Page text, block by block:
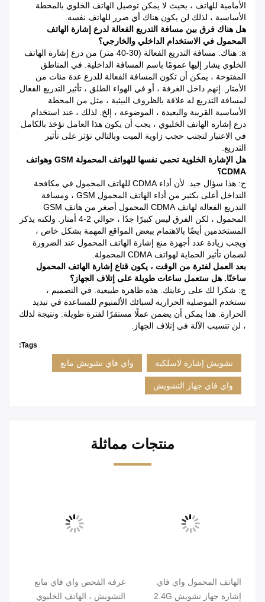
الأمامية للهاتف ، بحيث لا يمكن توصيل الهاتف الخلوي بالمحطة
الأساسية ، لذلك لن يكون هناك أي ضرر للهاتف نفسه.
هل هناك فرق بين مسافة التدريع الفعالة لدرع إشارة الهاتف
المحمول في الاستخدام الداخلي والخارجي؟
a: هناك. مسافة التدريع الفعالة (30-40 متر) من درع إشارة الهاتف
الخلوي يشار إليها عمومًا باسم المسافة الداخلية. في المناطق
المفتوحة ، يمكن أن تكون المسافة الفعالة للدرع عدة مئات من
الأمتار. إنهم داخل الغرفة ، أو في الهواء الطلق ، تأثير التدريع الفعال
لمسافة التدريع له علاقة بالظروف البيئية ، مثل من المحطة
الأساسية القريبة والبعيدة ، الموضوعة ، إلخ. لذلك ، عند استخدام
درع إشارة الهاتف الخليوي ، يجب أن يكون هذا العامل تؤخذ بالكامل
في الاعتبار لتجنب حجب زاوية الميت وبالتالي تؤثر على تأثير
التدريع.
هل الإشارة الخلوية تحمي نفسها للهواتف المحمولة GSM وهواتف
CDMA؟
ج: هذا سؤال جيد. لأن أداء CDMA للهاتف المحمول في مكافحة
التداخل أعلى بكثير من أداء الهاتف المحمول GSM ، ومسافة
التدريع الفعالة لهاتف CDMA المحمول أصغر من هاتف GSM
المحمول ، لكن الفرق ليس كبيرًا جدًا ، حوالي 2-4 أمتار. ولكنه يذكر
المستخدمين أيضًا بالاهتمام ببعض المواقع المهمة بشكل خاص ،
ويجب زيادة عدد أجهزة منع إشارة الهاتف المحمول عند الضرورة
لضمان تأثير الحماية لهواتف CDMA المحمولة.
بعد العمل لفترة من الوقت ، يكون قناع إشارة الهاتف المحمول
ساخنًا. هل ستعمل ساعات طويلة على إتلاف الجهاز؟
ج: شكرا لك على رعايتك. هذه ظاهرة طبيعية. في التصميم ،
نستخدم الموصلية الحرارية لسبائك الألمنيوم للمساعدة في تبديد
الحرارة. هذا يمكن أن يضمن عملًا مستقرًا لفترة طويلة. ونتيجة لذلك
، لن تتسبب الآلة في إتلاف الجهاز.
Tags:
تشويش إشارة لاسلكية واي فاي تشويش مانع
واي فاي جهاز التشويش
منتجات مماثلة
الهاتف المحمول واي فاي
إشارة جهاز تشويش 2.4G
غرفة الفحص واي فاي مانع
التشويش ، الهاتف الخليوي